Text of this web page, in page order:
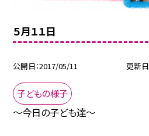
５月１１日
公開日 2017/05/11 更新日
子どもの様子
〜今日の子ども達〜